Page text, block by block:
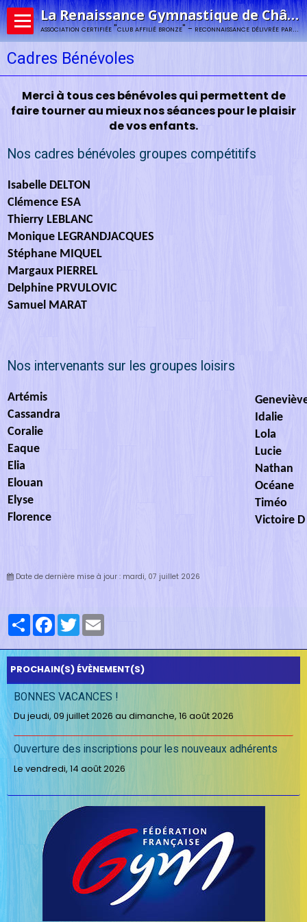
La Renaissance Gymnastique de Châlons-en-Champagne
association certifiée "club affilié bronze" - reconnaissance délivrée par la fédération française de gymnastique
Cadres Bénévoles
Merci à tous ces bénévoles qui permettent de
faire tourner au mieux nos séances pour le plaisir
de vos enfants.
Nos cadres bénévoles groupes compétitifs
Isabelle DELTON
Clémence ESA
Thierry LEBLANC
Monique LEGRANDJACQUES
Stéphane MIQUEL
Margaux PIERREL
Delphine PRVULOVIC
Samuel MARAT
Nos intervenants sur les groupes loisirs
Artémis
Cassandra
Coralie
Eaque
Elia
Elouan
Elyse
Florence
Idalie
Lola
Lucie
Nathan
Océane
Timéo
Victoire D
Date de dernière mise à jour : mardi, 07 juillet 2026
PartagerFacebook
Twitter
PROCHAIN(S) ÉVÈNEMENT(S)
BONNES VACANCES !
Du jeudi, 09 juillet 2026 au dimanche, 16 août 2026
Ouverture des inscriptions pour les nouveaux adhérents
Le vendredi, 14 août 2026